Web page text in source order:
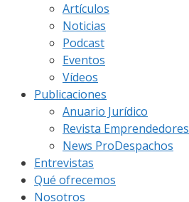
Artículos
Noticias
Podcast
Eventos
Vídeos
Publicaciones
Anuario Jurídico
Revista Emprendedores
News ProDespachos
Entrevistas
Qué ofrecemos
Nosotros